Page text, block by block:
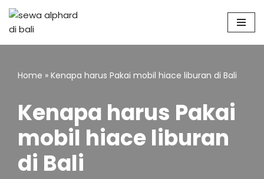
Skip
to
Home » Kenapa harus Pakai mobil hiace liburan di Bali
Kenapa harus Pakai
mobil hiace liburan
di Bali